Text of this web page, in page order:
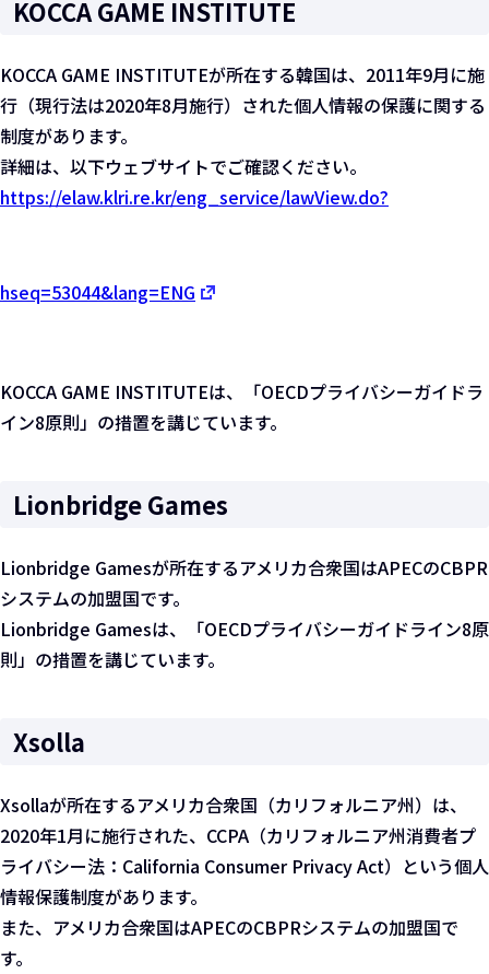
KOCCA GAME INSTITUTE
KOCCA GAME INSTITUTEが所在する韓国は、2011年9月に施
行（現行法は2020年8月施行）された個人情報の保護に関する
制度があります。
詳細は、以下ウェブサイトでご確認ください。
https://elaw.klri.re.kr/eng_service/lawView.do?
hseq=53044&lang=ENG
KOCCA GAME INSTITUTEは、「OECDプライバシーガイドラ
イン8原則」の措置を講じています。
Lionbridge Games
Lionbridge Gamesが所在するアメリカ合衆国はAPECのCBPR
システムの加盟国です。
Lionbridge Gamesは、「OECDプライバシーガイドライン8原
則」の措置を講じています。
Xsolla
Xsollaが所在するアメリカ合衆国（カリフォルニア州）は、
2020年1月に施行された、CCPA（カリフォルニア州消費者プ
ライバシー法：California Consumer Privacy Act）という個人
情報保護制度があります。
また、アメリカ合衆国はAPECのCBPRシステムの加盟国で
す。